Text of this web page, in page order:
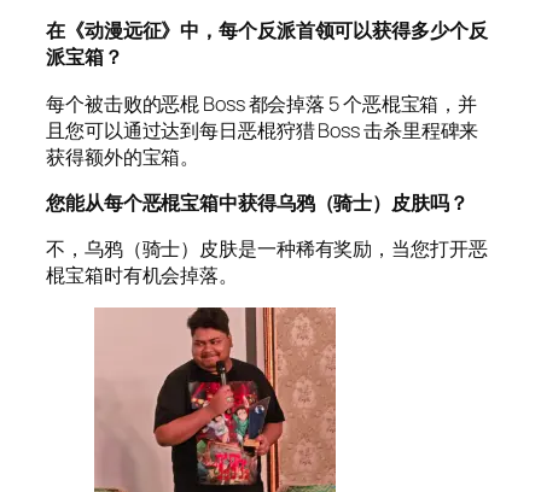
在《动漫远征》中，每个反派首领可以获得多少个反
派宝箱？
每个被击败的恶棍 Boss 都会掉落 5 个恶棍宝箱，并
且您可以通过达到每日恶棍狩猎 Boss 击杀里程碑来
获得额外的宝箱。
您能从每个恶棍宝箱中获得乌鸦（骑士）皮肤吗？
不，乌鸦（骑士）皮肤是一种稀有奖励，当您打开恶
棍宝箱时有机会掉落。